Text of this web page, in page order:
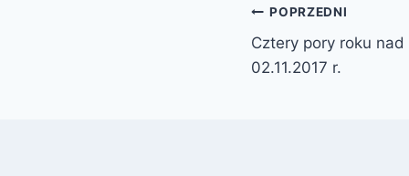
Nawigacja
wpisu
POPRZEDNI
Cztery pory roku
02.11.2017 r.